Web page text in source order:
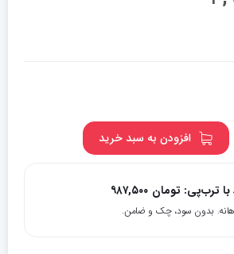
افزودن به سبد خرید
ترب‌پی: ۹۸۷,۵۰۰ تومان